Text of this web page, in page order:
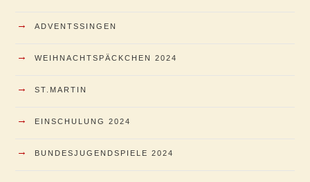
→ ADVENTSSINGEN
→ WEIHNACHTSPÄCKCHEN 2024
→ ST.MARTIN
→ EINSCHULUNG 2024
→ BUNDESJUGENDSPIELE 2024